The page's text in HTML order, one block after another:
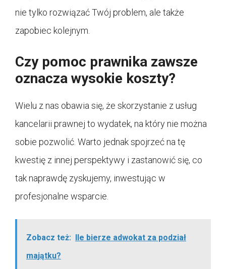
nie tylko rozwiązać Twój problem, ale także
zapobiec kolejnym.
Czy pomoc prawnika zawsze
oznacza wysokie koszty?
Wielu z nas obawia się, że skorzystanie z usług
kancelarii prawnej to wydatek, na który nie można
sobie pozwolić. Warto jednak spojrzeć na tę
kwestię z innej perspektywy i zastanowić się, co
tak naprawdę zyskujemy, inwestując w
profesjonalne wsparcie.
Zobacz też: Ile bierze adwokat za podział
majątku?